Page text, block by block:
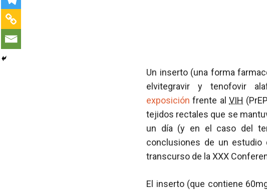
Un inserto (una forma
elvitegravir y tenofovir
exposición frente alVIH
tejidos rectales que se
un día (y en el caso del
conclusiones de un estudio
transcurso de la XXX
El inserto (que contiene